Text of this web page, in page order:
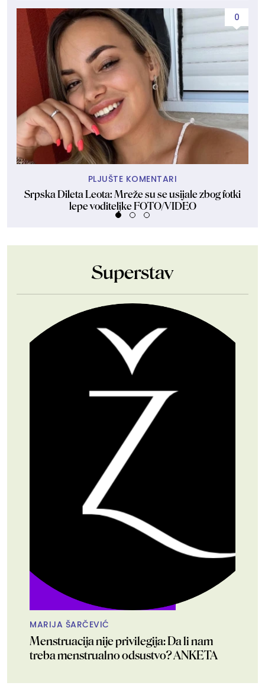
0
PLJUŠTE KOMENTARI
Srpska Dileta Leota: Mreže su se usijale zbog fotki
lepe voditeljke FOTO/VIDEO
Superstav
MARIJA ŠARČEVIĆ
Menstruacija nije privilegija: Da li nam
treba menstrualno odsustvo? ANKETA